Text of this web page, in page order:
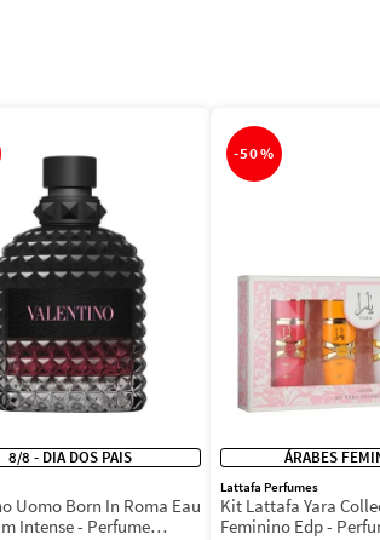
8/8 - DIA DOS PAIS
Uomo Born In Roma Eau
Intense - Perfume
-50%
ÁRABES
Lattafa Perfumes
Kit Lattafa Yara
Feminino Edp -